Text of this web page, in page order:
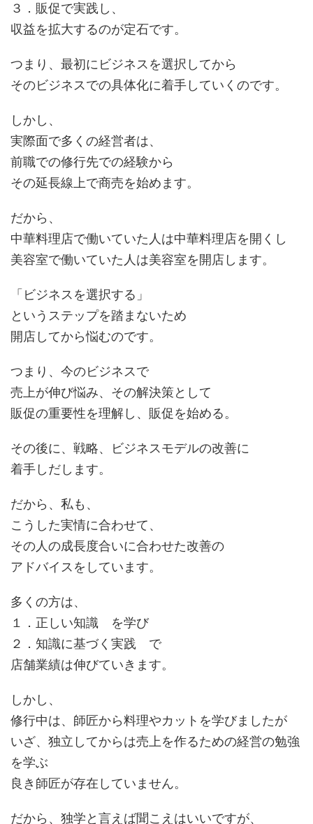
３．販促で実践し、
収益を拡大するのが定石です。
つまり、最初にビジネスを選択してから
そのビジネスでの具体化に着手していくのです。
しかし、
実際面で多くの経営者は、
前職での修行先での経験から
その延長線上で商売を始めます。
だから、
中華料理店で働いていた人は中華料理店を開くし
美容室で働いていた人は美容室を開店します。
「ビジネスを選択する」
というステップを踏まないため
開店してから悩むのです。
つまり、今のビジネスで
売上が伸び悩み、その解決策として
販促の重要性を理解し、販促を始める。
その後に、戦略、ビジネスモデルの改善に
着手しだします。
だから、私も、
こうした実情に合わせて、
その人の成長度合いに合わせた改善の
アドバイスをしています。
多くの方は、
１．正しい知識 を学び
２．知識に基づく実践 で
店舗業績は伸びていきます。
しかし、
修行中は、師匠から料理やカットを学びましたが
いざ、独立してからは売上を作るための経営の勉強
を学ぶ
良き師匠が存在していません。
だから、独学と言えば聞こえはいいですが、